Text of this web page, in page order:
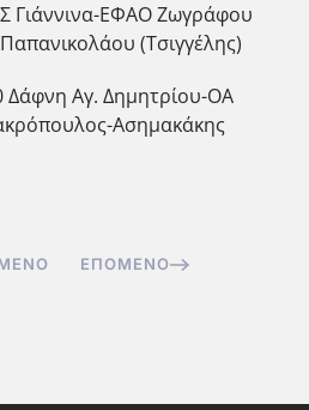
Γιάννινα-ΕΦΑΟ Ζωγράφου
(Τσιγγέλης)
Δάφνη Αγ. Δημητρίου-ΟΑ
Ασημακάκης
ΕΠΌΜΕΝΟ